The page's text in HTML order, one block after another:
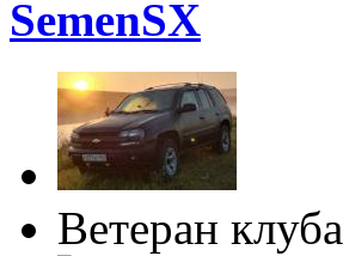
SemenSX
Ветеран клуба